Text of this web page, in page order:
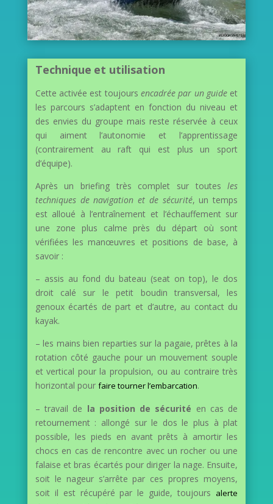
Technique et utilisation
Cette activée est toujours encadrée par un guideet
les parcours s’adaptent en fonction du niveau et
des envies du groupe mais reste réservée à ceux
qui aiment l’autonomie et l’apprentissage
(contrairement au raft qui est plus un sport
d’équipe).
Après un briefing très complet sur toutesles
techniques de navigation et de sécurité, un temps
est alloué à l’entraînement et l’échauffement sur
une zone plus calme près du départ où sont
vérifiées les manœuvres et positions de base, à
savoir :
– assis au fond du bateau (seat on top), le dos
droit calé sur le petit boudin transversal, les
genoux écartés de part et d’autre, au contact du
kayak.
– les mains bien reparties sur la pagaie, prêtes à la
rotation côté gauche pour un mouvement souple
et vertical pour la propulsion, ou au contraire très
horizontal pour faire tourner l’embarcation.
– travail de la position de sécurité en cas de
retournement : allongé sur le dos le plus à plat
possible, les pieds en avant prêts à amortir les
chocs en cas de rencontre avec un rocher ou une
falaise et bras écartés pour diriger la nage. Ensuite,
soit le nageur s’arrête par ces propres moyens,
soit il est récupéré par le guide, toujours alerte